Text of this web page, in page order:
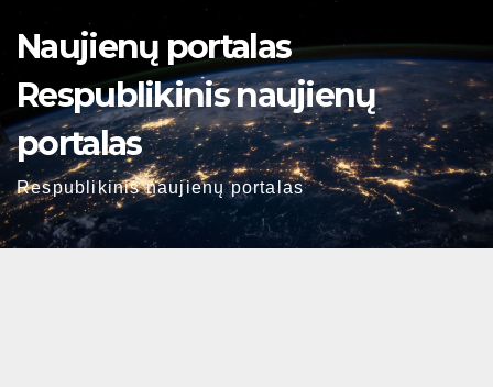
Naujienų portalas
Respublikinis naujienų
portalas
Respublikinis naujienų portalas